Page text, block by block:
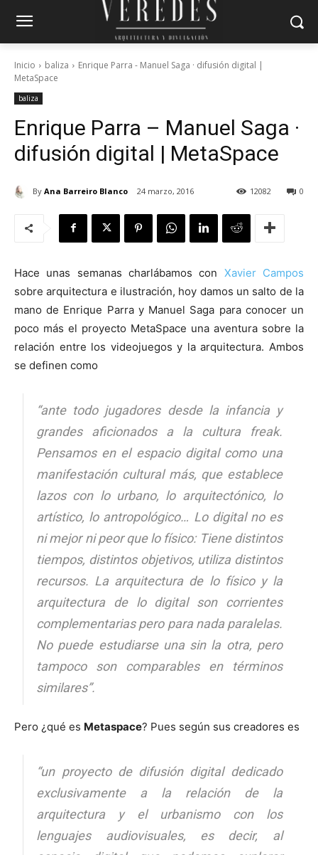
Inicio baliza
Enrique Parra - Manuel Saga · difusión digital |
MetaSpace
baliza
Enrique Parra – Manuel Saga ·
difusión digital | MetaSpace
By Ana Barreiro Blanco 24 marzo, 2016 0
12082
Hace unas semanas charlábamos con Xavier Campos
sobre arquitectura e ilustración, hoy damos un salto de la
mano de Enrique Parra y Manuel Saga para conocer un
poco más el proyecto MetaSpace una aventura sobre la
relación entre los videojuegos y la arquitectura. Ambos
se definen como
“ante todo jugadores desde la infancia y
grandes aficionados a la cultura freak.
Pensamos en el espacio digital como una
manifestación cultural más, que establece
lazos con lo urbano, lo arquitectónico, lo
artístico, lo antropológico… Lo digital no es
ni mejor ni peor que lo físico: Tiene distintos
tiempos, distintos objetivos, utiliza distintos
recursos. La arquitectura de lo físico y la
arquitectura de lo digital son corrientes
complementarias pero para nada paralelas.
No puede estudiarse una sin la otra, pero
tampoco son comparables en términos
similares”.
Pero ¿qué es Metaspace? Pues según sus creadores es
“un proyecto de difusión digital dedicado
exclusivamente a la relación de la
arquitectura y el urbanismo con los
lenguajes audiovisuales, es decir, al